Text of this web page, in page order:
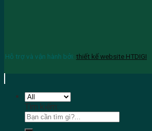
Hỗ trợ và vận hành bởi: thiết kế website HTDIGI
Tìm kiếm: